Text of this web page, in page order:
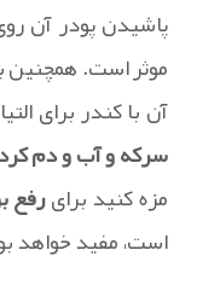
پاشیدن پودر آن
موثر است.
آن با کندر برای
سرکه و آب و دم
مزه کنید برایرفع
است، مفید خواهد